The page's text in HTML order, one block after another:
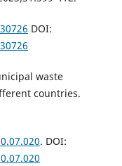
DOI:
waste
countries.
. DOI: